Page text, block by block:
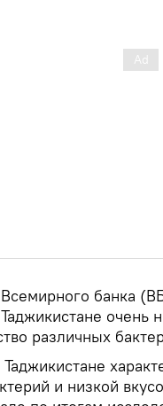
банка
очень
различных
и низкой